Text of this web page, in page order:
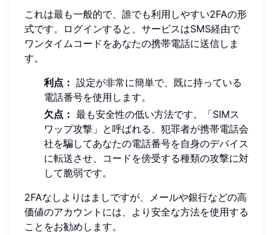
これは最も一般的で、誰でも利用しやすい2FAの形
式です。ログインすると、サービスはSMS経由で
ワンタイムコードをあなたの携帯電話に送信しま
す。
利点： 設定が非常に簡単で、既に持っている
電話番号を使用します。
欠点： 最も安全性の低い方法です。「SIMス
ワップ攻撃」と呼ばれる、犯罪者が携帯電話会
社を騙してあなたの電話番号を自身のデバイス
に転送させ、コードを傍受する種類の攻撃に対
して脆弱です。
2FAなしよりはましですが、メールや銀行などの高
価値のアカウントには、より安全な方法を使用する
ことをお勧めします。